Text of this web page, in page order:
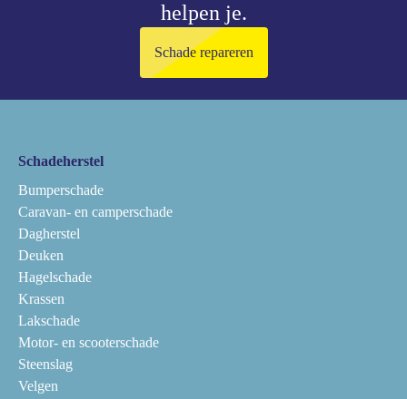
helpen je.
Schade repareren
Schadeherstel
Bumperschade
Caravan- en camperschade
Dagherstel
Deuken
Hagelschade
Krassen
Lakschade
Motor- en scooterschade
Steenslag
Velgen